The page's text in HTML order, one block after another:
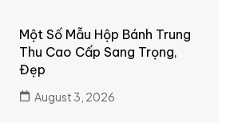
Một Số Mẫu Hộp Bánh Trung
Thu Cao Cấp Sang Trọng,
Đẹp
August 3, 2026